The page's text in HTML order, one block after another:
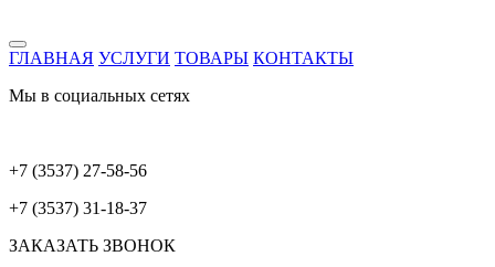
ГЛАВНАЯ УСЛУГИ ТОВАРЫ КОНТАКТЫ
Мы в социальных сетях
+7 (3537) 27-58-56
+7 (3537) 31-18-37
ЗАКАЗАТЬ ЗВОНОК